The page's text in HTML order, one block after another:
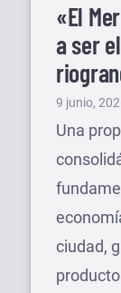
«El
a ser
Publicado
el
9 junio,
Una
ciudad,